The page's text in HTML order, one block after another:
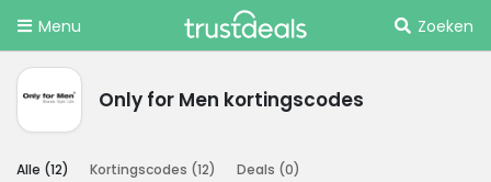
Menu Zoeken
Only for Men kortingscodes
Alle (12) Kortingscodes (12) Deals (0)